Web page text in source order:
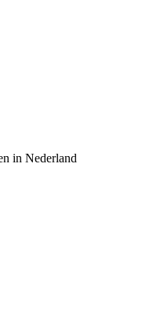
in Nederland